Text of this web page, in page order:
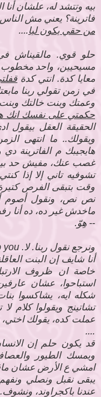
بيه وتتشد له، علشان
فاترينة؟ يعني مش الناس
من حقي يكون ليا....
مسيحيين، واحد مخطوب
معايا كدة. انتي كدة
في زمن تقولي ربنا
وعمتك وبنت خالتك وبنت
حكمتي على نفسك انك
الحقيقة العقل
ويقولك.. ما انتهى
هايجيبك م الفاترينة
غصب عنك، مفيش حد
تشوفيه تاني إلا إذا
وقت بتبقى الفرص
نص نص، ونقول أصوم
ماخدش غير ده، ده أنا
-- هِوّ.
ونرجع نقول ربنا. لا. you
أنا شايف إن البنت
خاصة ان ظروف
استباحوا، عشان
شكله ايه، يشاكسوا
تشاتينج ويقولوا كلام
عملت كده، يقولك
....
قد يكون حلم إن
ويمسك الطيور
امشي ع الأرض عشان
يبقى نقبل ونصلي
عندنا باكجراوند، ونشوف.